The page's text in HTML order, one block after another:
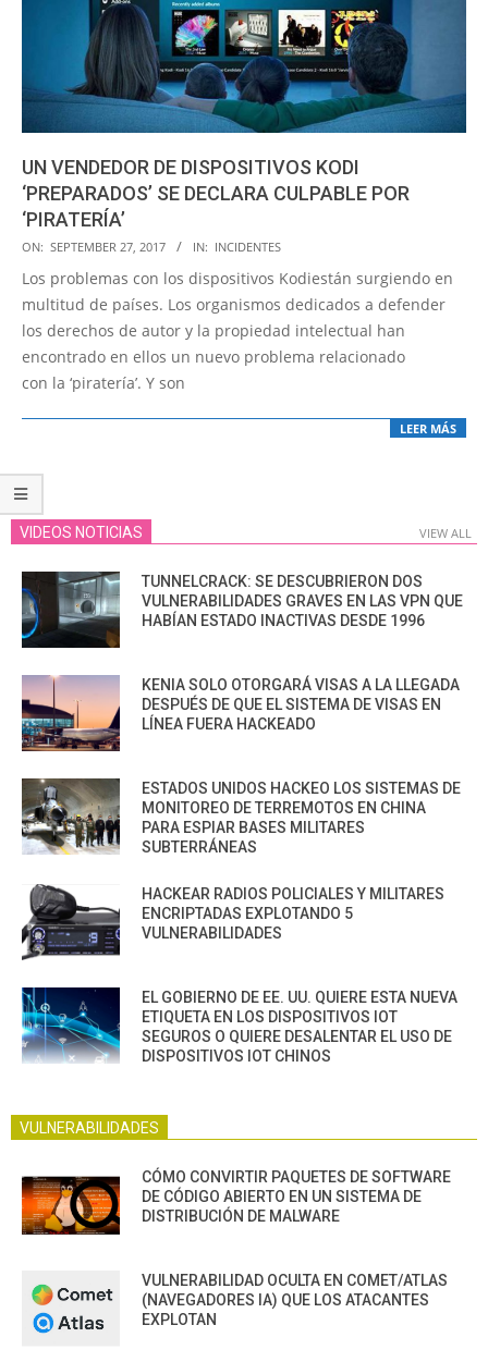
UN VENDEDOR DE DISPOSITIVOS KODI
‘PREPARADOS’ SE DECLARA CULPABLE POR
‘PIRATERÍA’
2017-
09-
27
ON: SEPTEMBER 27, 2017 IN: INCIDENTES
Los problemas con los dispositivos Kodiestán surgiendo en
multitud de países. Los organismos dedicados a defender
los derechos de autor y la propiedad intelectual han
encontrado en ellos un nuevo problema relacionado
con la ‘piratería’. Y son
LEER MÁS
VIDEOS NOTICIAS VIEW ALL
TUNNELCRACK: SE DESCUBRIERON DOS
VULNERABILIDADES GRAVES EN LAS VPN QUE
HABÍAN ESTADO INACTIVAS DESDE 1996
KENIA SOLO OTORGARÁ VISAS A LA LLEGADA
DESPUÉS DE QUE EL SISTEMA DE VISAS EN
LÍNEA FUERA HACKEADO
ESTADOS UNIDOS HACKEO LOS SISTEMAS DE
MONITOREO DE TERREMOTOS EN CHINA
PARA ESPIAR BASES MILITARES
SUBTERRÁNEAS
HACKEAR RADIOS POLICIALES Y MILITARES
ENCRIPTADAS EXPLOTANDO 5
VULNERABILIDADES
EL GOBIERNO DE EE. UU. QUIERE ESTA NUEVA
ETIQUETA EN LOS DISPOSITIVOS IOT
SEGUROS O QUIERE DESALENTAR EL USO DE
DISPOSITIVOS IOT CHINOS
VULNERABILIDADES
CÓMO CONVIRTIR PAQUETES DE SOFTWARE
DE CÓDIGO ABIERTO EN UN SISTEMA DE
DISTRIBUCIÓN DE MALWARE
VULNERABILIDAD OCULTA EN COMET/ATLAS
(NAVEGADORES IA) QUE LOS ATACANTES
EXPLOTAN